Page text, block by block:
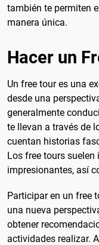
también te permiten
manera única.
Hacer un
Un free tour es una
desde una
generalmente
te llevan a través de
cuentan historias
Los free tours
impresionantes, así
Participar en un free
una nueva
obtener
actividades realizar.